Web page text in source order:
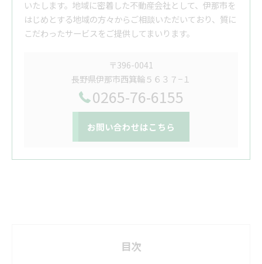
いたします。地域に密着した不動産会社として、伊那市を
はじめとする地域の方々からご相談いただいており、質に
こだわったサービスをご提供してまいります。
〒396-0041
長野県伊那市西箕輪５６３７−１
0265-76-6155
お問い合わせはこちら
目次